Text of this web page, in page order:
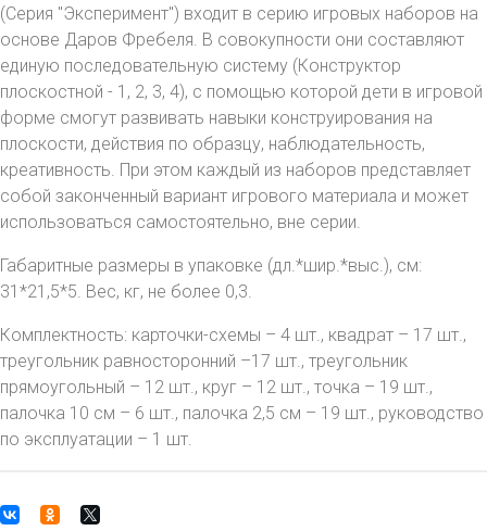
(Серия "Эксперимент") входит в серию игровых наборов на
основе Даров Фребеля. В совокупности они составляют
единую последовательную систему (Конструктор
плоскостной - 1, 2, 3, 4), с помощью которой дети в игровой
форме смогут развивать навыки конструирования на
плоскости, действия по образцу, наблюдательность,
креативность. При этом каждый из наборов представляет
собой законченный вариант игрового материала и может
использоваться самостоятельно, вне серии.
Габаритные размеры в упаковке (дл.*шир.*выс.), см:
31*21,5*5. Вес, кг, не более 0,3.
Комплектность: карточки-схемы – 4 шт., квадрат – 17 шт.,
треугольник равносторонний –17 шт., треугольник
прямоугольный – 12 шт., круг – 12 шт., точка – 19 шт.,
палочка 10 см – 6 шт., палочка 2,5 см – 19 шт., руководство
по эксплуатации – 1 шт.